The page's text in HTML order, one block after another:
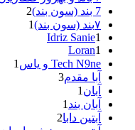
7 بند (سون بند)
2
۷بند (سون بند)
1
Idriz Sanie1
Loran1
Tech N9ne و یاس
1
آبا مقدم3
آبان 1
آبان بند 1
آبتین دابا2